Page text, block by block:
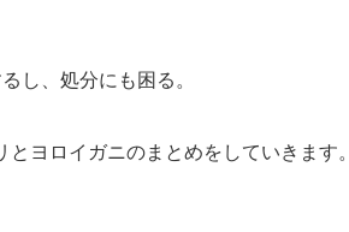
し、処分にも困る。
ヨロイガニのまとめをしていきます。